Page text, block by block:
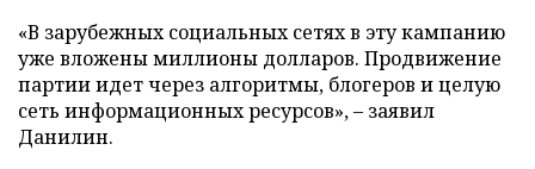
«В зарубежных социальных сетях в эту кампанию
уже вложены миллионы долларов. Продвижение
партии идет через алгоритмы, блогеров и целую
сеть информационных ресурсов», – заявил
Данилин.